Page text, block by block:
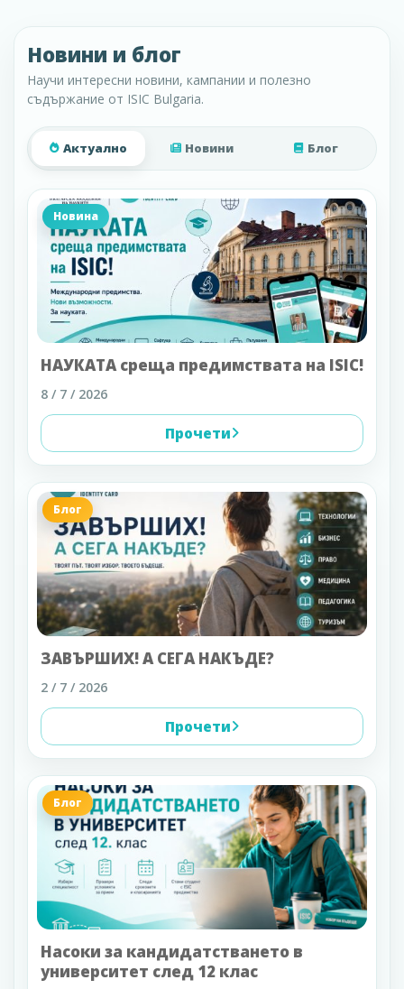
Новини и блог
Научи интересни новини, кампании и полезно
съдържание от ISIC Bulgaria.
Актуално Новини Блог
Новина
НАУКАТА среща предимствата на ISIC!
8 / 7 / 2026
Прочети
Блог
ЗАВЪРШИХ! А СЕГА НАКЪДЕ?
2 / 7 / 2026
Прочети
Блог
Насоки за кандидатстването в
университет след 12 клас